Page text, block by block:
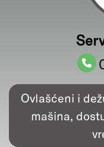
Ovlašćeni i
mašina,